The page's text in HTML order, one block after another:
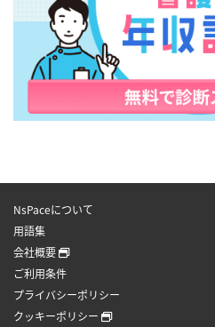
NsPaceについて
用語集
会社概要
ご利用条件
プライバシーポリシー
クッキーポリシー